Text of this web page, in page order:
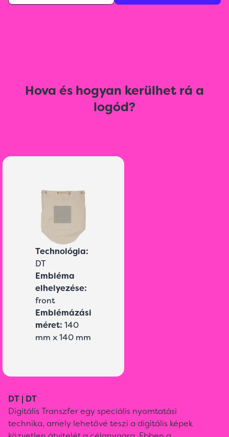
Hova és hogyan kerülhet rá a
logód?
Technológia:
DT
Embléma
elhelyezése:
front
Emblémázási
méret: 140
mm x 140 mm
DT | DT
Digitális Transzfer egy speciális nyomtatási
technika, amely lehetővé teszi a digitális képek